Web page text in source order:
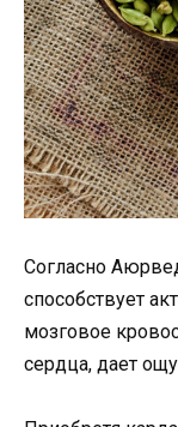
Согласно
способствует
мозговое
сердца, дает